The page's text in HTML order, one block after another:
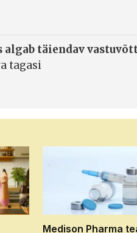
algab täiendav
tagasi
Medison Pharma